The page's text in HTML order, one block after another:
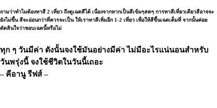
ถามว่าทำไมต้องทาสี 2 เที่ยว ถึงดูเฉดสีได้ เนื่องจากหากเป็นสีเข้มๆสดๆ การทาสีเที่ยวเดียวสีอาจจะ
ยังไม่ขึ้น สีจะอ่อนกว่าที่ควรจะเป็น ให้เราทาสีเพิ่มอีก 1-2 เที่ยว เพื่อให้สีขึ้นเฉดเต็มที่ จากนั้นค่อย
ตัดสินใจว่าชอบเฉดนี้หรือไม่
ทุก ๆ วันมีค่า ดังนั้นจงใช้มันอย่างมีค่า ไม่มีอะไรแน่นอนสำหรับ
วันพรุ่งนี้จงใช้ชีวิตในวันนี้เถอะ
– คีอานู รีฟส์ –